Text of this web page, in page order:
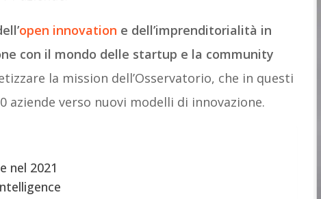
open innovation e dell’imprenditorialità in
con il mondo delle startup e la community
la mission dell’Osservatorio, che in questi
verso nuovi modelli di innovazione.
nel 2021